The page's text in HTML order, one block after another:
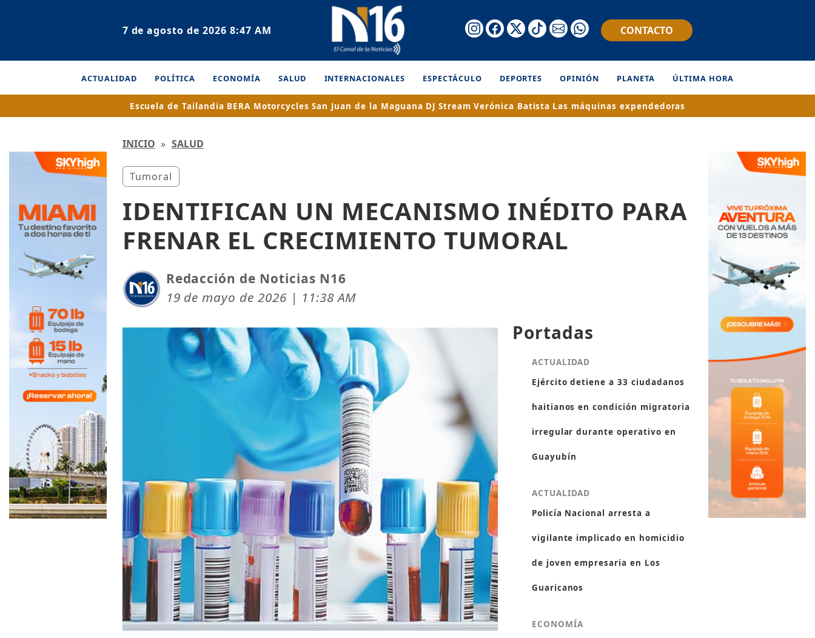
7 de agosto de 2026 8:47 AM CONTACTO
ACTUALIDAD POLÍTICA ECONOMÍA SALUD INTERNACIONALES ESPECTÁCULO DEPORTES OPINIÓN PLANETA ÚLTIMA HORA
Escuela de Tailandia BERA Motorcycles San Juan de la Maguana DJ Stream Verónica Batista Las máquinas expendedoras
INICIO » SALUD
Tumoral
IDENTIFICAN UN MECANISMO INÉDITO PARA
FRENAR EL CRECIMIENTO TUMORAL
Redacción de Noticias N16
19 de mayo de 2026 | 11:38 AM
Portadas
ACTUALIDAD
Ejército detiene a 33 ciudadanos
haitianos en condición migratoria
irregular durante operativo en
Guayubín
ACTUALIDAD
Policía Nacional arresta a
vigilante implicado en homicidio
de joven empresaria en Los
Guaricanos
ECONOMÍA